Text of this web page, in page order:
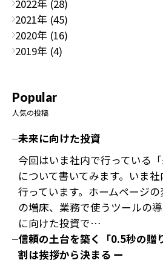
2022年 (28)
2021年 (45)
2020年 (16)
2019年 (4)
Popular
人気の投稿
未来に向けた投資
今回はいま社内で行っている「
について書いてみます。いま
行っています。ホームページ
の増床、業務で使うツールの
に向けた投資で…
信頼の土台を築く「0.5秒の贈
割は挨拶から決まる ー